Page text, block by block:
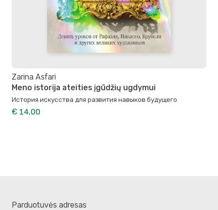
Zarina Asfari
Meno istorija ateities įgūdžių ugdymui
История искусства для развития навыков будущего
€ 14,00
Parduotuvės adresas